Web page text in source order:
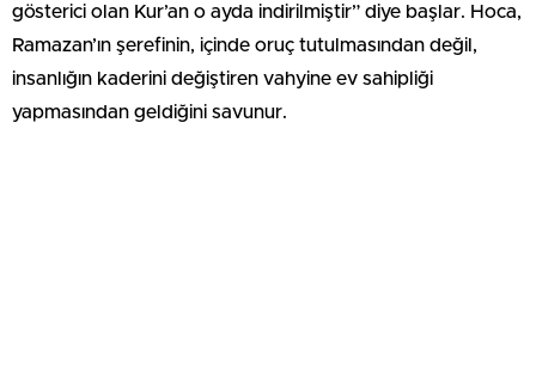
gösterici olan Kur’an o ayda indirilmiştir” diye başlar. Hoca,
Ramazan’ın şerefinin, içinde oruç tutulmasından değil,
insanlığın kaderini değiştiren vahyine ev sahipliği
yapmasından geldiğini savunur.